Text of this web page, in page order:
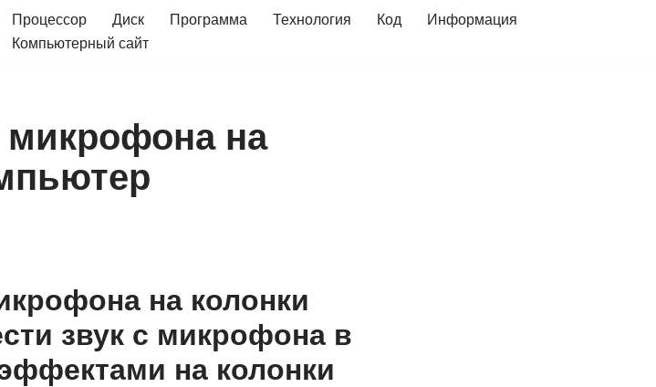
Процессор Диск Программа Технология Код
Информация
Компьютерный сайт
микрофона на
на колонки
звук с микрофона в
на колонки